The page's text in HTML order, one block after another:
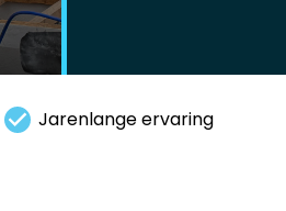
Jarenlange ervaring